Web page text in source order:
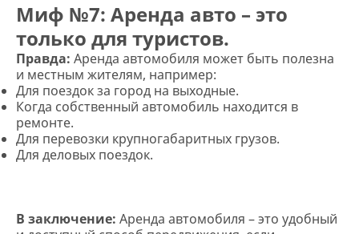
Миф №7: Аренда авто – это
только для туристов.
Правда: Аренда автомобиля может быть полезна
и местным жителям, например:
Для поездок за город на выходные.
Когда собственный автомобиль находится в
ремонте.
Для перевозки крупногабаритных грузов.
Для деловых поездок.
В заключение: Аренда автомобиля – это удобный